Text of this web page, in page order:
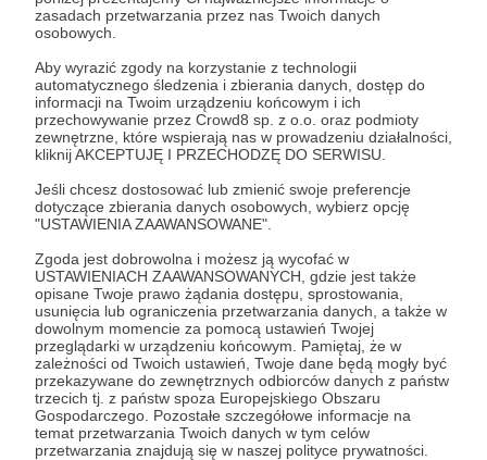
zasadach przetwarzania przez nas Twoich danych
osobowych.
Aby wyrazić zgody na korzystanie z technologii
automatycznego śledzenia i zbierania danych, dostęp do
informacji na Twoim urządzeniu końcowym i ich
przechowywanie przez Crowd8 sp. z o.o. oraz podmioty
zewnętrzne, które wspierają nas w prowadzeniu działalności,
kliknij AKCEPTUJĘ I PRZECHODZĘ DO SERWISU.
Jeśli chcesz dostosować lub zmienić swoje preferencje
dotyczące zbierania danych osobowych, wybierz opcję
"USTAWIENIA ZAAWANSOWANE".
Zgoda jest dobrowolna i możesz ją wycofać w
USTAWIENIACH ZAAWANSOWANYCH, gdzie jest także
opisane Twoje prawo żądania dostępu, sprostowania,
usunięcia lub ograniczenia przetwarzania danych, a także w
dowolnym momencie za pomocą ustawień Twojej
przeglądarki w urządzeniu końcowym. Pamiętaj, że w
zależności od Twoich ustawień, Twoje dane będą mogły być
przekazywane do zewnętrznych odbiorców danych z państw
trzecich tj. z państw spoza Europejskiego Obszaru
Gospodarczego. Pozostałe szczegółowe informacje na
temat przetwarzania Twoich danych w tym celów
przetwarzania znajdują się w naszej polityce prywatności.
Aby zobaczyć ten materiał musisz być zalogowany
Zostań Patronem
Zaloguj się
Udostępnij
Jacek Staniszewski
Zobacz profil autora